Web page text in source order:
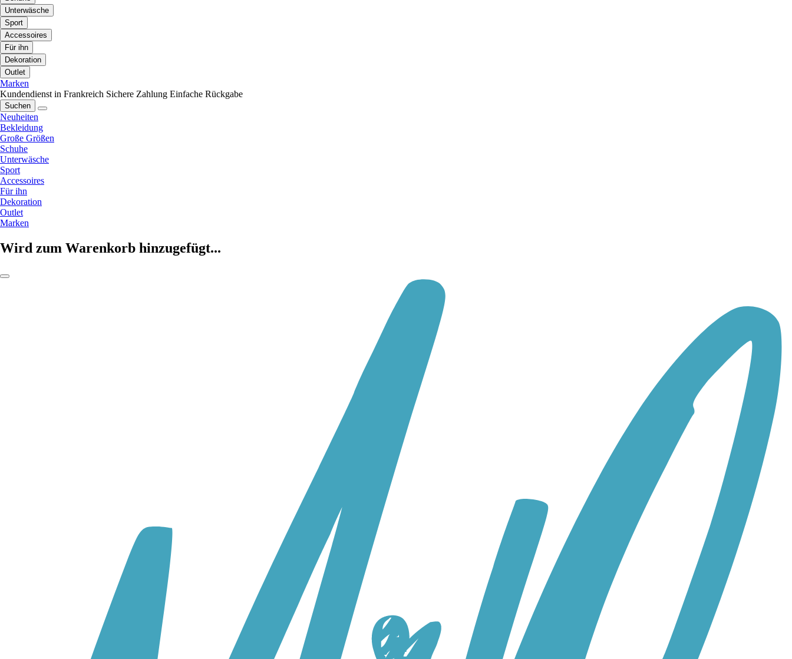
Unterwäsche
Sport
Accessoires
Für ihn
Dekoration
Outlet
Marken
Kundendienst in Frankreich Sichere Zahlung Einfache Rückgabe
Suchen
Neuheiten
Bekleidung
Große Größen
Schuhe
Unterwäsche
Sport
Accessoires
Für ihn
Dekoration
Outlet
Marken
Wird zum Warenkorb hinzugefügt...